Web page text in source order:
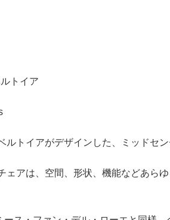
トイア
ルトイアがデザインした、ミッドセン
ェアは、空間、形状、機能などあら